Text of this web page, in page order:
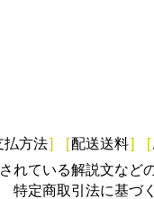
払方法] [配送送料] [
れている解説文など
特定商取引法に基づ